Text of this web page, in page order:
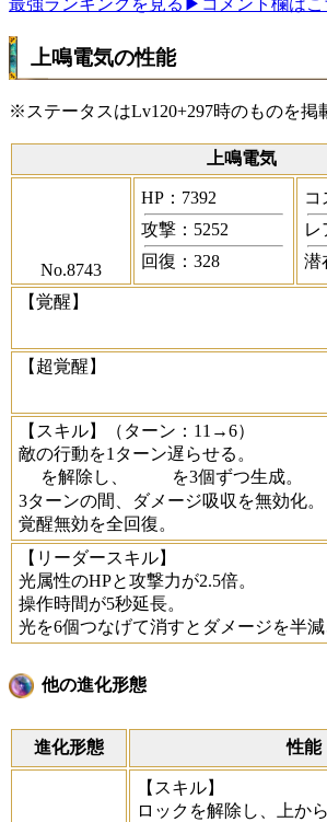
上鳴電気の性能
※ステータスはLv120+297時のものを掲
上鳴電気
No.8743
HP：7392
攻撃：5252
回復：328
コ
潜
【覚醒】
【超覚醒】
【スキル】
（ターン：11→6）
敵の行動を1ターン遅らせる。
を解除し、
を3個ずつ生成。
3ターンの間、ダメージ吸収を無効化。
覚醒無効を全回復。
【リーダースキル】
光属性のHPと攻撃力が2.5倍。
操作時間が5秒延長。
光を6個つなげて消すとダメージを半減
他の進化形態
進化形態 性能
【スキル】
ロックを解除し、上か